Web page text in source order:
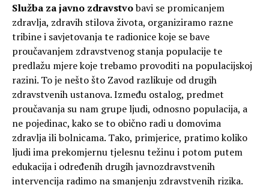
Služba za javno zdravstvobavi se promicanjem
zdravlja, zdravih stilova života, organiziramo razne
tribine i savjetovanja te radionice koje se bave
proučavanjem zdravstvenog stanja populacije te
predlažu mjere koje trebamo provoditi na populacijskoj
razini. To je nešto što Zavod razlikuje od drugih
zdravstvenih ustanova. Između ostalog, predmet
proučavanja su nam grupe ljudi, odnosno populacija, a
ne pojedinac, kako se to obično radi u domovima
zdravlja ili bolnicama. Tako, primjerice, pratimo koliko
ljudi ima prekomjernu tjelesnu težinu i potom putem
edukacija i određenih drugih javnozdravstvenih
intervencija radimo na smanjenju zdravstvenih rizika.